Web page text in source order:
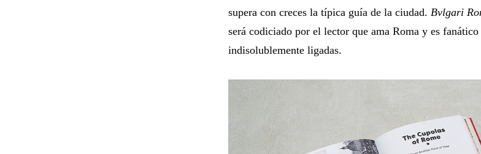
supera con creces la típica guía de la ciudad. Bvlgari
será codiciado por el lector que ama Roma y es
indisolublemente ligadas.